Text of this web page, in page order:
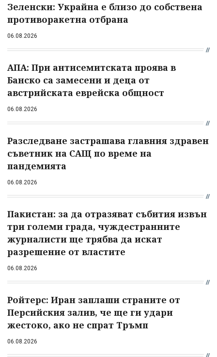
Зеленски: Украйна е близо до собствена
противоракетна отбрана
06.08.2026
АПА: При антисемитската проява в
Банско са замесени и деца от
австрийската еврейска общност
06.08.2026
Разследване застрашава главния здравен
съветник на САЩ по време на
пандемията
06.08.2026
Пакистан: за да отразяват събития извън
три големи града, чуждестранните
журналисти ще трябва да искат
разрешение от властите
06.08.2026
Ройтерс: Иран заплаши страните от
Персийския залив, че ще ги удари
жестоко, ако не спрат Тръмп
06.08.2026